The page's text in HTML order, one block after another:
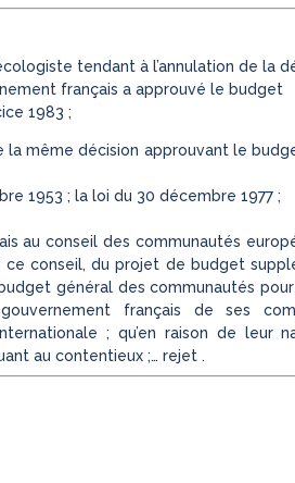
tendant à l’annulation de la
français a approuvé le budget
1983 ;
la même décision approuvant le
1953 ; la loi du 30 décembre 1977 ;
au conseil des communautés
conseil, du projet de budget
général des communautés pour
français de ses
; qu’en raison de leur
au contentieux ;… rejet .